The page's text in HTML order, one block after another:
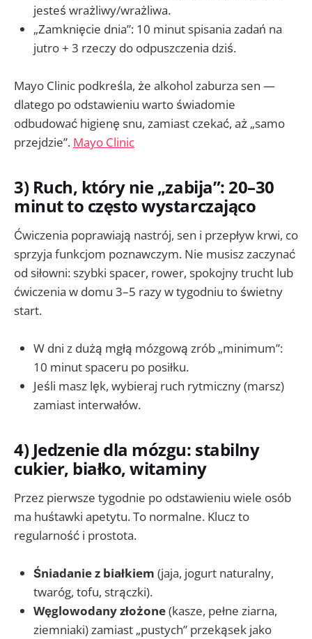
jesteś wrażliwy/wrażliwa.
„Zamknięcie dnia”: 10 minut spisania zadań na
jutro + 3 rzeczy do odpuszczenia dziś.
Mayo Clinic podkreśla, że alkohol zaburza sen —
dlatego po odstawieniu warto świadomie
odbudować higienę snu, zamiast czekać, aż „samo
przejdzie”. Mayo Clinic
3) Ruch, który nie „zabija”: 20–30
minut to często wystarczająco
Ćwiczenia poprawiają nastrój, sen i przepływ krwi, co
sprzyja funkcjom poznawczym. Nie musisz zaczynać
od siłowni: szybki spacer, rower, spokojny trucht lub
ćwiczenia w domu 3–5 razy w tygodniu to świetny
start.
W dni z dużą mgłą mózgową zrób „minimum”:
10 minut spaceru po posiłku.
Jeśli masz lęk, wybieraj ruch rytmiczny (marsz)
zamiast interwałów.
4) Jedzenie dla mózgu: stabilny
cukier, białko, witaminy
Przez pierwsze tygodnie po odstawieniu wiele osób
ma huśtawki apetytu. To normalne. Klucz to
regularność i prostota.
Śniadanie z białkiem (jaja, jogurt naturalny,
twaróg, tofu, strączki).
Węglowodany złożone(kasze, pełne ziarna,
ziemniaki) zamiast „pustych” przekąsek jako